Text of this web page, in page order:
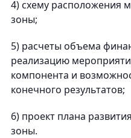
4) схему расположения
зоны;
5) расчеты объема
реализацию
компонента и
конечного результатов;
6) проект плана
зоны.